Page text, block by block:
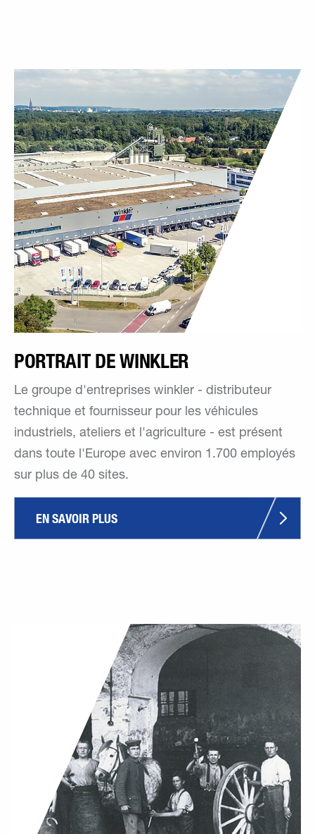
PORTRAIT DE WINKLER
Le groupe d'entreprises winkler - distributeur
technique et fournisseur pour les véhicules
industriels, ateliers et l'agriculture - est présent
dans toute l'Europe avec environ 1.700 employés
sur plus de 40 sites.
EN SAVOIR PLUS